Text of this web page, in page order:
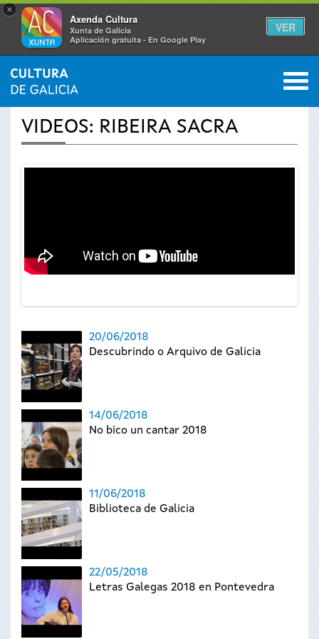
×
Axenda Cultura
Xunta de Galicia
Aplicación gratuíta - En Google Play
VER
Vostede
está
INICIO › ACTUALIDADE 0
VIDEOS: RIBEIRA SACRA
20/06/2018
Descubrindo o Arquivo de Galicia
14/06/2018
No bico un cantar 2018
11/06/2018
Biblioteca de Galicia
22/05/2018
Letras Galegas 2018 en Pontevedra